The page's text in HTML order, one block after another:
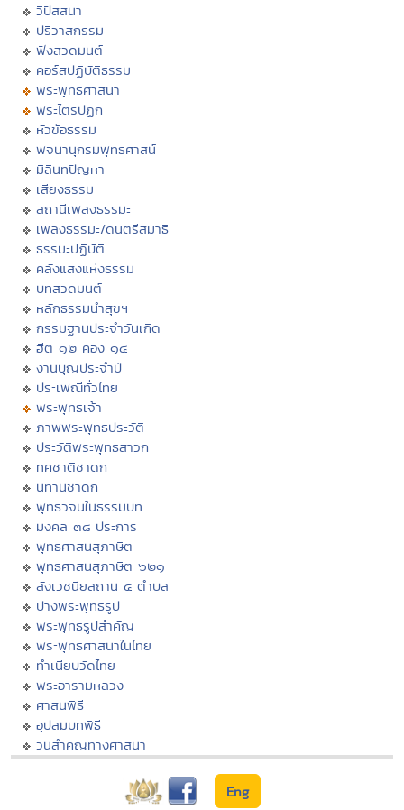
วิปัสสนา
ปริวาสกรรม
ฟังสวดมนต์
คอร์สปฏิบัติธรรม
พระพุทธศาสนา
พระไตรปิฏก
หัวข้อธรรม
พจนานุกรมพุทธศาสน์
มิลินทปัญหา
เสียงธรรม
สถานีเพลงธรรมะ
เพลงธรรมะ/ดนตรีสมาธิ
ธรรมะปฏิบัติ
คลังแสงแห่งธรรม
บทสวดมนต์
หลักธรรมนำสุขฯ
กรรมฐานประจำวันเกิด
ฮีต ๑๒ คอง ๑๔
งานบุญประจำปี
ประเพณีทั่วไทย
พระพุทธเจ้า
ภาพพระพุทธประวัติ
ประวัติพระพุทธสาวก
ทศชาติชาดก
นิทานชาดก
พุทธวจนในธรรมบท
มงคล ๓๘ ประการ
พุทธศาสนสุภาษิต
พุทธศาสนสุภาษิต ๖๒๑
สังเวชนียสถาน ๔ ตำบล
ปางพระพุทธรูป
พระพุทธรูปสำคัญ
พระพุทธศาสนาในไทย
ทำเนียบวัดไทย
พระอารามหลวง
ศาสนพิธี
อุปสมบทพิธี
วันสำคัญทางศาสนา
Eng